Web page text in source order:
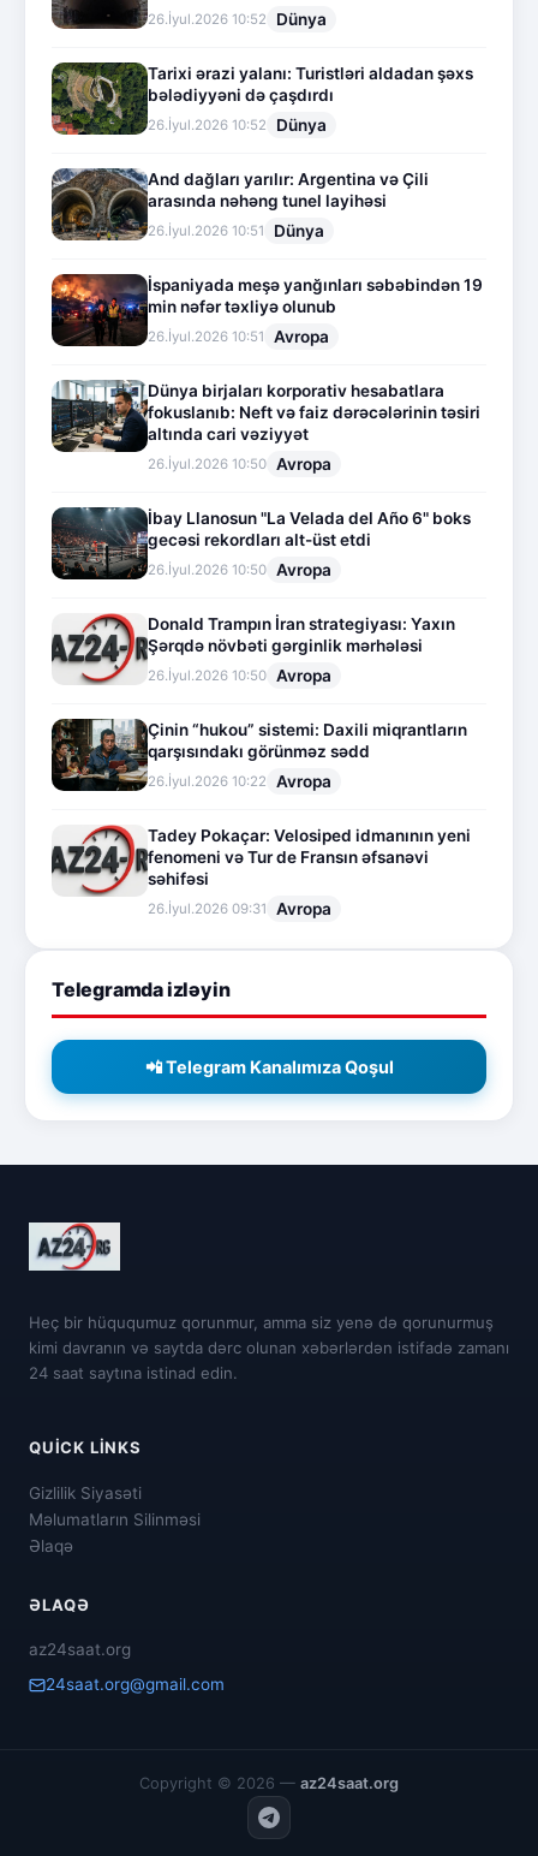
26.İyul.2026 10:52 Dünya
Tarixi ərazi yalanı: Turistləri aldadan şəxs
bələdiyyəni də çaşdırdı
26.İyul.2026 10:52 Dünya
And dağları yarılır: Argentina və Çili
arasında nəhəng tunel layihəsi
26.İyul.2026 10:51 Dünya
İspaniyada meşə yanğınları səbəbindən 19
min nəfər təxliyə olunub
26.İyul.2026 10:51 Avropa
Dünya birjaları korporativ hesabatlara
fokuslanıb: Neft və faiz dərəcələrinin təsiri
altında cari vəziyyət
26.İyul.2026 10:50 Avropa
İbay Llanosun "La Velada del Año 6" boks
gecəsi rekordları alt-üst etdi
26.İyul.2026 10:50 Avropa
Donald Trampın İran strategiyası: Yaxın
Şərqdə növbəti gərginlik mərhələsi
26.İyul.2026 10:50 Avropa
Çinin “hukou” sistemi: Daxili miqrantların
qarşısındakı görünməz sədd
26.İyul.2026 10:22 Avropa
Tadey Pokaçar: Velosiped idmanının yeni
fenomeni və Tur de Fransın əfsanəvi
səhifəsi
26.İyul.2026 09:31 Avropa
Telegramda izləyin
📲 Telegram Kanalımıza Qoşul
Heç bir hüququmuz qorunmur, amma siz yenə də qorunurmuş
kimi davranın və saytda dərc olunan xəbərlərdən istifadə zamanı
24 saat saytına istinad edin.
QUICK LINKS
Gizlilik Siyasəti
Məlumatların Silinməsi
Əlaqə
ƏLAQƏ
az24saat.org
24saat.org@gmail.com
Copyright © 2026 — az24saat.org